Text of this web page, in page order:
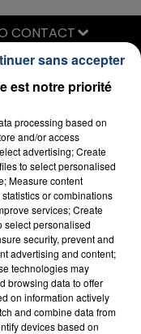
CONTACT
est notre priorité
processing based on
and/or access
advertising; Create
to select personalised
Measure content
or combinations
services; Create
select personalised
security, prevent and
advertising and content;
technologies may
browsing data to offer
on information actively
and combine data from
devices based on
sans accepter